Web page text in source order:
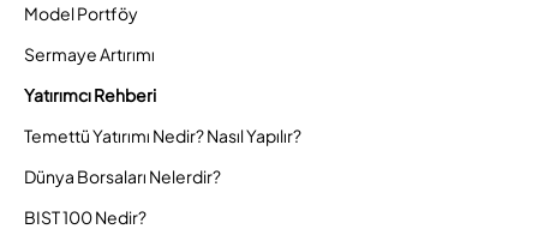
Model Portföy
Sermaye Artırımı
Yatırımcı Rehberi
Temettü Yatırımı Nedir? Nasıl Yapılır?
Dünya Borsaları Nelerdir?
BIST 100 Nedir?